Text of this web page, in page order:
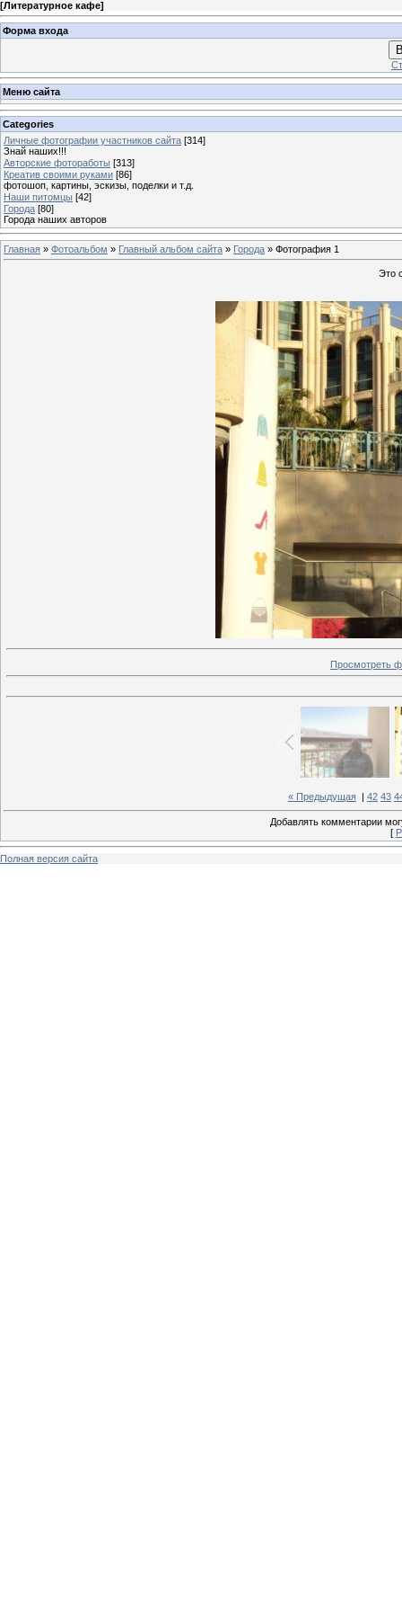
[Литературное кафе]
Форма входа
Меню сайта
Categories
Личные фотографии участников сайта [314]
Знай наших!!!
Авторские фотоработы [313]
Креатив своими руками [86]
фотошоп, картины, эскизы, поделки и т.д.
Наши питомцы [42]
Города [80]
Города наших авторов
Главная » Фотоальбом » Главный альбом сайта » Города » Фотография 1
Это
Просмотреть
« Предыдущая 42 43
Добавлять комментарии
[
Полная версия сайта